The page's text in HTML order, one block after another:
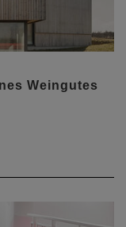
Weingutes